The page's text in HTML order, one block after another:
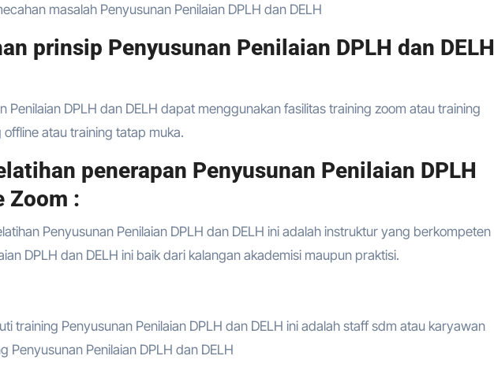
masalah Penyusunan Penilaian DPLH dan DELH
prinsip Penyusunan Penilaian DPLH dan DELH
Penilaian DPLH dan DELH dapat menggunakan fasilitas training zoom atau training
atau training tatap muka.
penerapan Penyusunan Penilaian DPLH
Zoom :
Penyusunan Penilaian DPLH dan DELH ini adalah instruktur yang berkompeten
DPLH dan DELH ini baik dari kalangan akademisi maupun praktisi.
training Penyusunan Penilaian DPLH dan DELH ini adalah staff sdm atau karyawan
Penyusunan Penilaian DPLH dan DELH